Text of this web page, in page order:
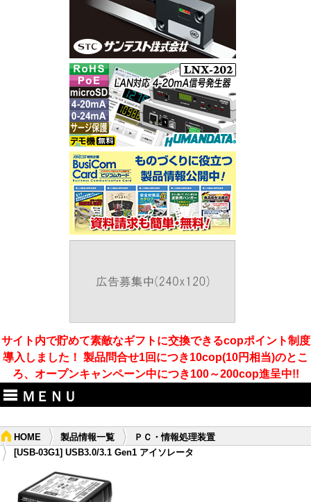
サイト内で貯めて素敵なギフトに交換できるcopポイント制度
導入しました！ 製品問合せ1回につき10cop(10円相当)のとこ
ろ、オープンキャンペーン中につき100～200cop進呈中!!
ＭＥＮＵ
HOME 製品情報一覧
ＰＣ・情報処理装置
[USB-03G1] USB3.0/3.1 Gen1 アイソレータ